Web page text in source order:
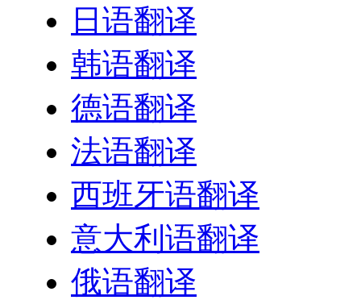
日语翻译
韩语翻译
德语翻译
法语翻译
西班牙语翻译
意大利语翻译
俄语翻译